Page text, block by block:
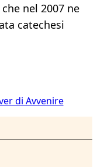
nel 2007 ne
catechesi
di Avvenire